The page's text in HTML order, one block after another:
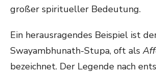
großer spiritueller Bedeutung.
Ein herausragendes Beispiel ist
Swayambhunath-Stupa, oft als
bezeichnet. Der Legende nach